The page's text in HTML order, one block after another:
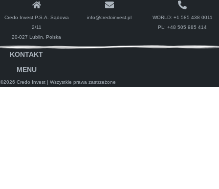
Credo Invest P.S.A. Sądowa
2/11
20-027 Lublin, Polska
info@credoinvest.pl WORLD: +1 585 438 0011
PL:+48 505 985 414
KONTAKT
MENU
©2026 Credo Invest | Wszystkie prawa zastrzeżone